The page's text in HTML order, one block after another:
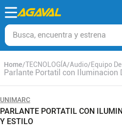
Busca, encuentra y estrena
TECNOLOGÍA Audio Equipo
Parlante Portatil con Iluminacion
UNIMARC
PARLANTE PORTATIL CON
Y ESTILO